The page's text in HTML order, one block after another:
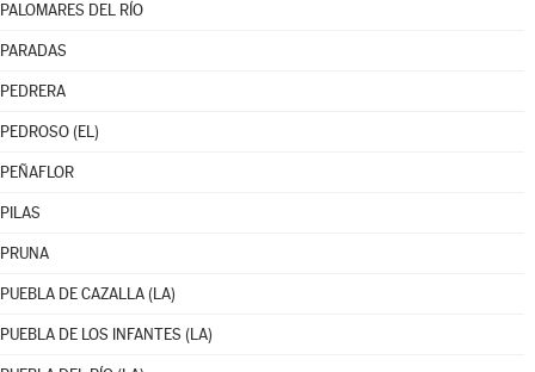
PALOMARES DEL RÍO
PARADAS
PEDRERA
PEDROSO (EL)
PEÑAFLOR
PILAS
PRUNA
PUEBLA DE CAZALLA (LA)
PUEBLA DE LOS INFANTES (LA)